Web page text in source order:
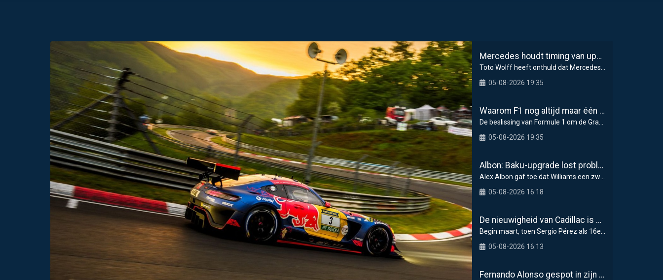
Mercedes houdt timing van upgrades voor rest F1-seizoen 2026 nauwlettend in de gaten
05-08-2026 19:35
Waarom F1 nog altijd maar één Grand Prix zelf organiseert
05-08-2026 19:35
Albon: Baku-upgrade lost problemen van Williams in F1 2026 niet op
05-08-2026 16:18
De nieuwigheid van Cadillac is eraf, maar dat is juist een compliment
05-08-2026 16:13
Fernando Alonso gespot in zijn Lamborghini-hypercar van 5,9 miljoen dollar in Monaco